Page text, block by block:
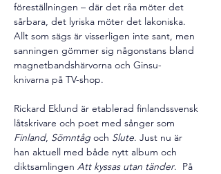
föreställningen – där det råa möter det
sårbara, det lyriska möter det lakoniska.
Allt som sägs är visserligen inte sant, men
sanningen gömmer sig någonstans bland
magnetbandshärvorna och Ginsu-
knivarna på TV-shop.
Rickard Eklund är etablerad finlandssvensk
låtskrivare och poet med sånger som
Finland, Sömntåg och Slute. Just nu är
han aktuell med både nytt album och
diktsamlingen Att kyssas utan tänder.  På